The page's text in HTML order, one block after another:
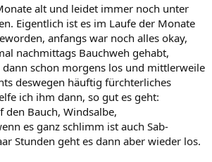
alt und leidet immer noch unter
Eigentlich ist es im Laufe der Monate
anfangs war noch alles okay,
nachmittags Bauchweh gehabt,
schon morgens los und mittlerweile
deswegen häuftig fürchterliches
ich ihm dann, so gut es geht:
den Bauch, Windsalbe,
es ganz schlimm ist auch Sab-
Stunden geht es dann aber wieder los.